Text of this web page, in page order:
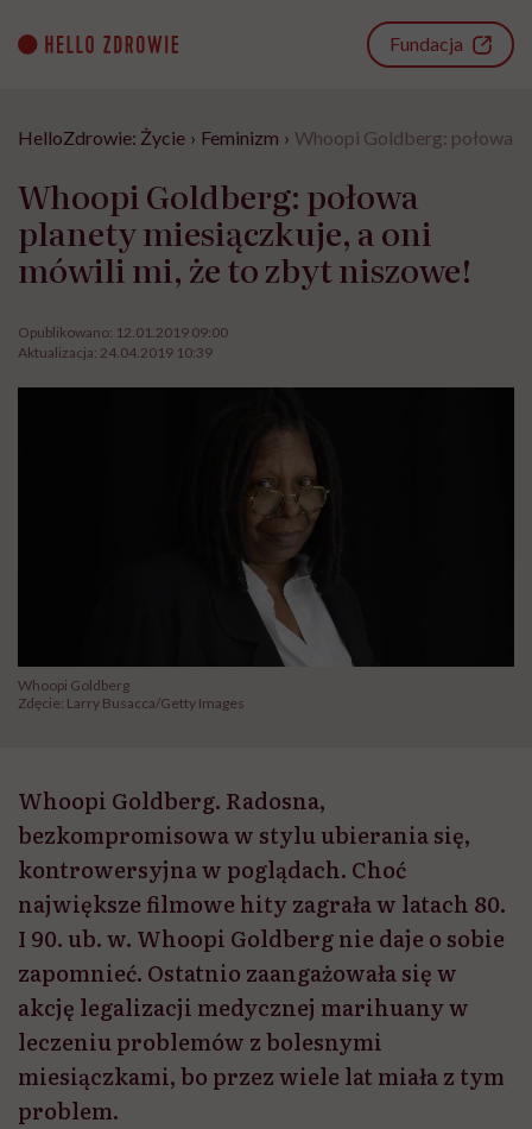
content
Fundacja
HelloZdrowie: Życie › Feminizm › Whoopi Goldberg: połowa
Whoopi Goldberg: połowa
planety miesiączkuje, a oni
mówili mi, że to zbyt niszowe!
Opublikowano: 12.01.2019 09:00
Aktualizacja: 24.04.2019 10:39
Whoopi Goldberg
Zdęcie: Larry Busacca/Getty Images
Whoopi Goldberg. Radosna,
bezkompromisowa w stylu ubierania się,
kontrowersyjna w poglądach. Choć
największe filmowe hity zagrała w latach 80.
I 90. ub. w. Whoopi Goldberg nie daje o sobie
zapomnieć. Ostatnio zaangażowała się w
akcję legalizacji medycznej marihuany w
leczeniu problemów z bolesnymi
miesiączkami, bo przez wiele lat miała z tym
problem.